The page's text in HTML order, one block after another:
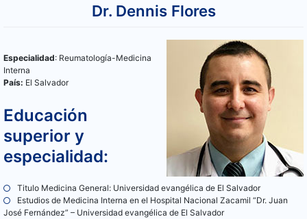
Dr. Dennis Flores
Especialidad: Reumatología-Medicina
Interna
País: El Salvador
Educación
superior y
especialidad:
Titulo Medicina General: Universidad evangélica de El Salvador
Estudios de Medicina Interna en el Hospital Nacional Zacamil “Dr. Juan
José Fernández” – Universidad evangélica de El Salvador